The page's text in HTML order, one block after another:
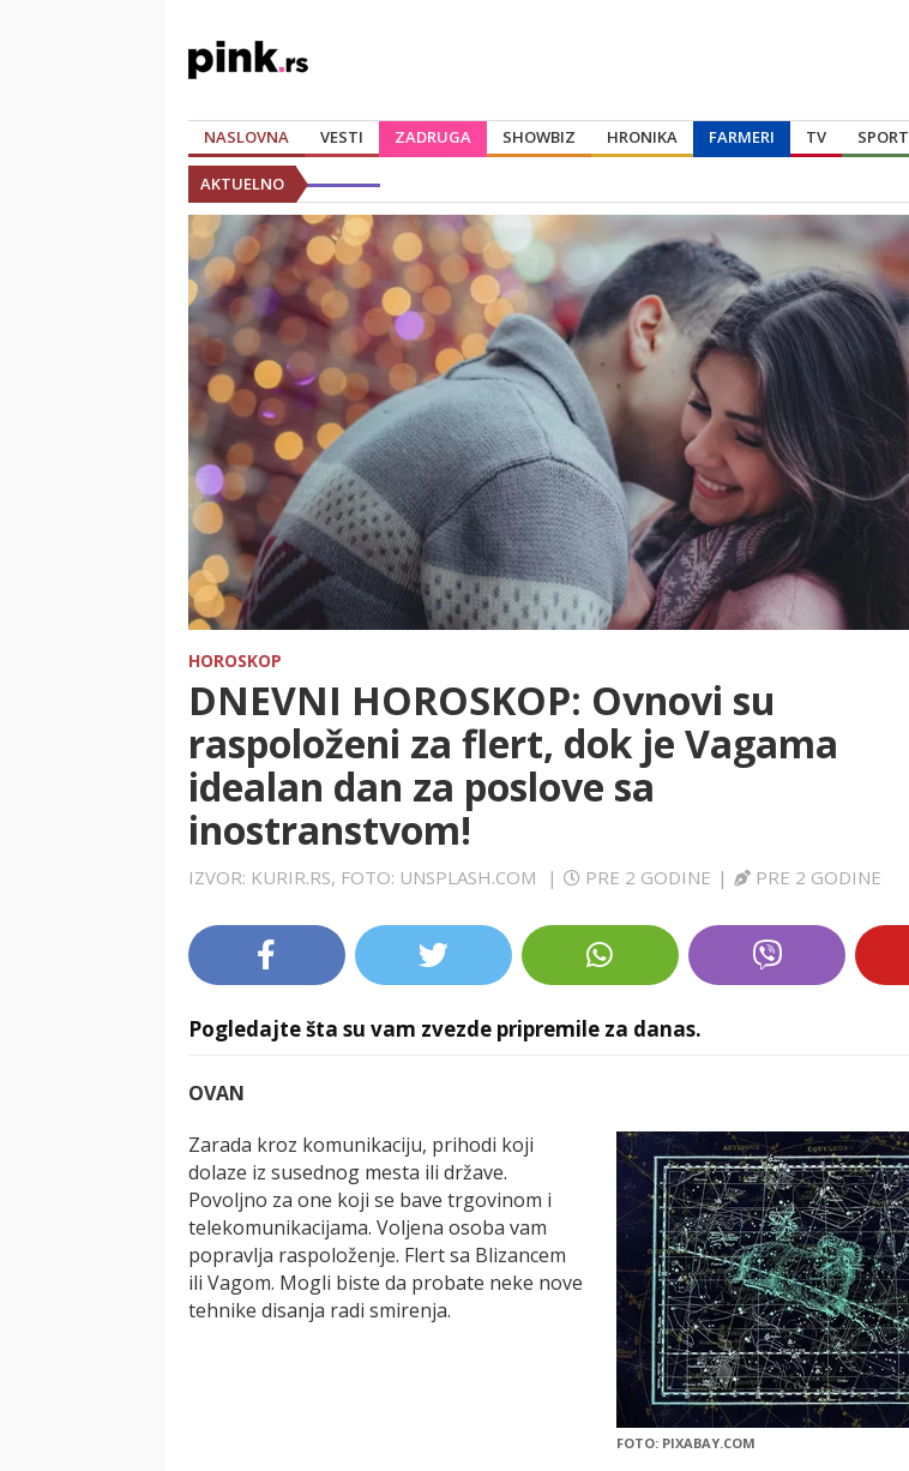
NASLOVNA VESTI ZADRUGA SHOWBIZ HRONIKA FARMERI TV SPORT
AKTUELNO
HOROSKOP
DNEVNI HOROSKOP: Ovnovi su
raspoloženi za flert, dok je Vagama
idealan dan za poslove sa
inostranstvom!
IZVOR: KURIR.RS, FOTO: UNSPLASH.COM | PRE 2 GODINE | PRE 2 GODINE
Pogledajte šta su vam zvezde pripremile za danas.
OVAN
Zarada kroz komunikaciju, prihodi koji
dolaze iz susednog mesta ili države.
Povoljno za one koji se bave trgovinom i
telekomunikacijama. Voljena osoba vam
popravlja raspoloženje. Flert sa Blizancem
ili Vagom. Mogli biste da probate neke nove
tehnike disanja radi smirenja.
FOTO: PIXABAY.COM